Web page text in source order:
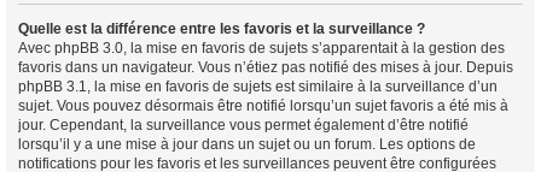
Quelle est la différence entre les favoris et la surveillance ?
Avec phpBB 3.0, la mise en favoris de sujets s’apparentait à la gestion des
favoris dans un navigateur. Vous n’étiez pas notifié des mises à jour. Depuis
phpBB 3.1, la mise en favoris de sujets est similaire à la surveillance d’un
sujet. Vous pouvez désormais être notifié lorsqu’un sujet favoris a été mis à
jour. Cependant, la surveillance vous permet également d’être notifié
lorsqu’il y a une mise à jour dans un sujet ou un forum. Les options de
notifications pour les favoris et les surveillances peuvent être configurées